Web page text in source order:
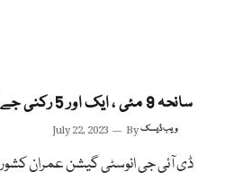
سانحہ 9 مئی ، ایک اور 5 رکنی جے آئی ٹی تشکیل
July 22, 2023 Byویب ڈیسک
ڈی آئی جی انوسٹی گیشن عمران